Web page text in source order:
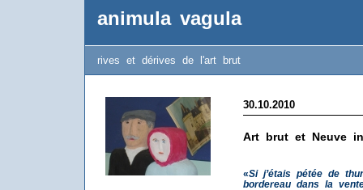
animula vagula
rives et dérives de l'art brut
30.10.2010
Art brut et Neuve
«Si j’étais pétée de
bordereau dans la